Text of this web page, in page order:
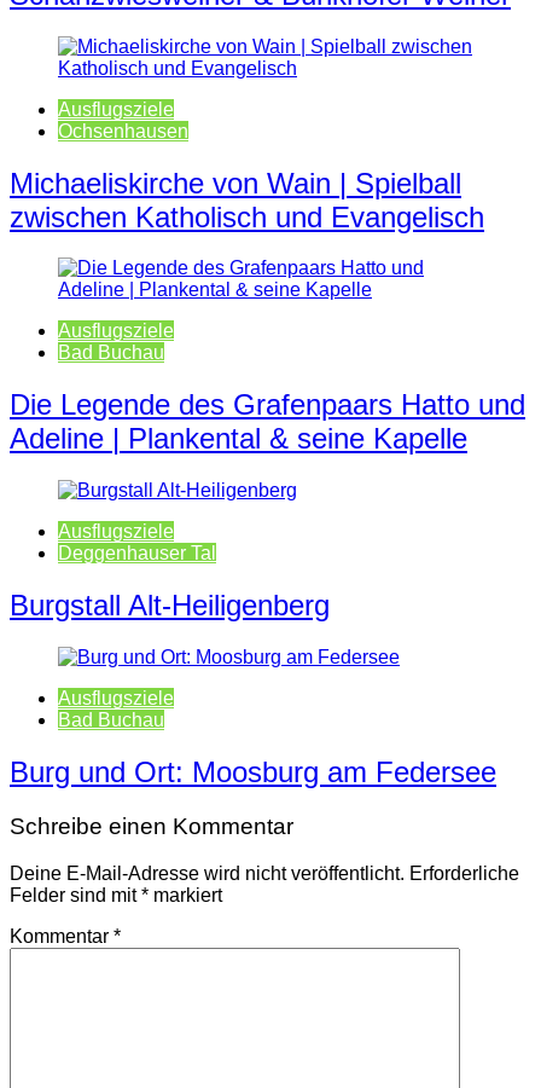
Ausflugsziele
Ochsenhausen
Michaeliskirche von Wain | Spielball
zwischen Katholisch und Evangelisch
Ausflugsziele
Bad Buchau
Die Legende des Grafenpaars Hatto und
Adeline | Plankental & seine Kapelle
Ausflugsziele
Deggenhauser Tal
Burgstall Alt-Heiligenberg
Ausflugsziele
Bad Buchau
Burg und Ort: Moosburg am Federsee
Schreibe einen Kommentar
Deine E-Mail-Adresse wird nicht veröffentlicht. Erforderliche
Felder sind mit* markiert
Kommentar *